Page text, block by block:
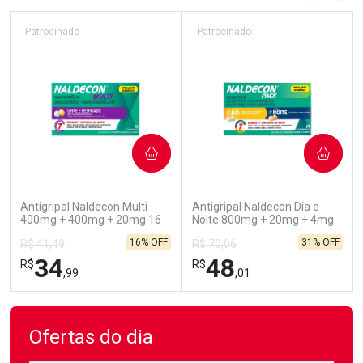
Antigripal Naldecon Multi
400mg + 400mg + 20mg 16
Patrocinado
R$ 41,49
R$34,99
16% OFF
COMPRAR
Laboratório
Por Menos
Antigripal Naldecon Dia e
Noite 800mg + 20mg + 4mg
Patrocinado
R$ 70,06
R$48,01
31% OFF
COMPRAR
Ofertas do dia